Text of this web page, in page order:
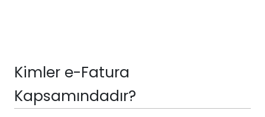
Kimler e-Fatura
Kapsamındadır?